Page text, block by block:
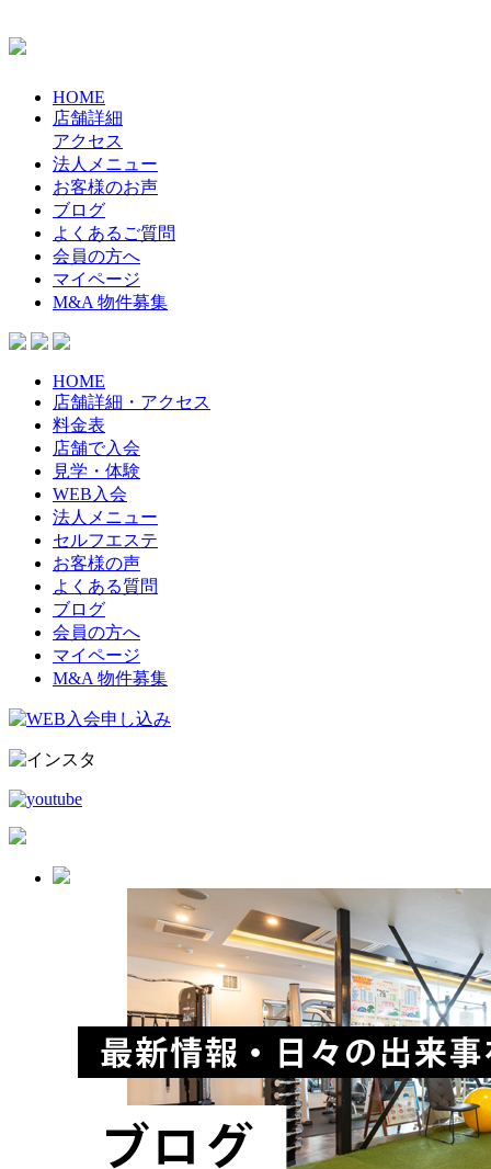
HOME
店舗詳細
アクセス
法人メニュー
お客様のお声
ブログ
よくあるご質問
会員の方へ
マイページ
M&A 物件募集
HOME
店舗詳細・アクセス
料金表
店舗で入会
見学・体験
WEB入会
法人メニュー
セルフエステ
お客様の声
よくある質問
ブログ
会員の方へ
マイページ
M&A 物件募集